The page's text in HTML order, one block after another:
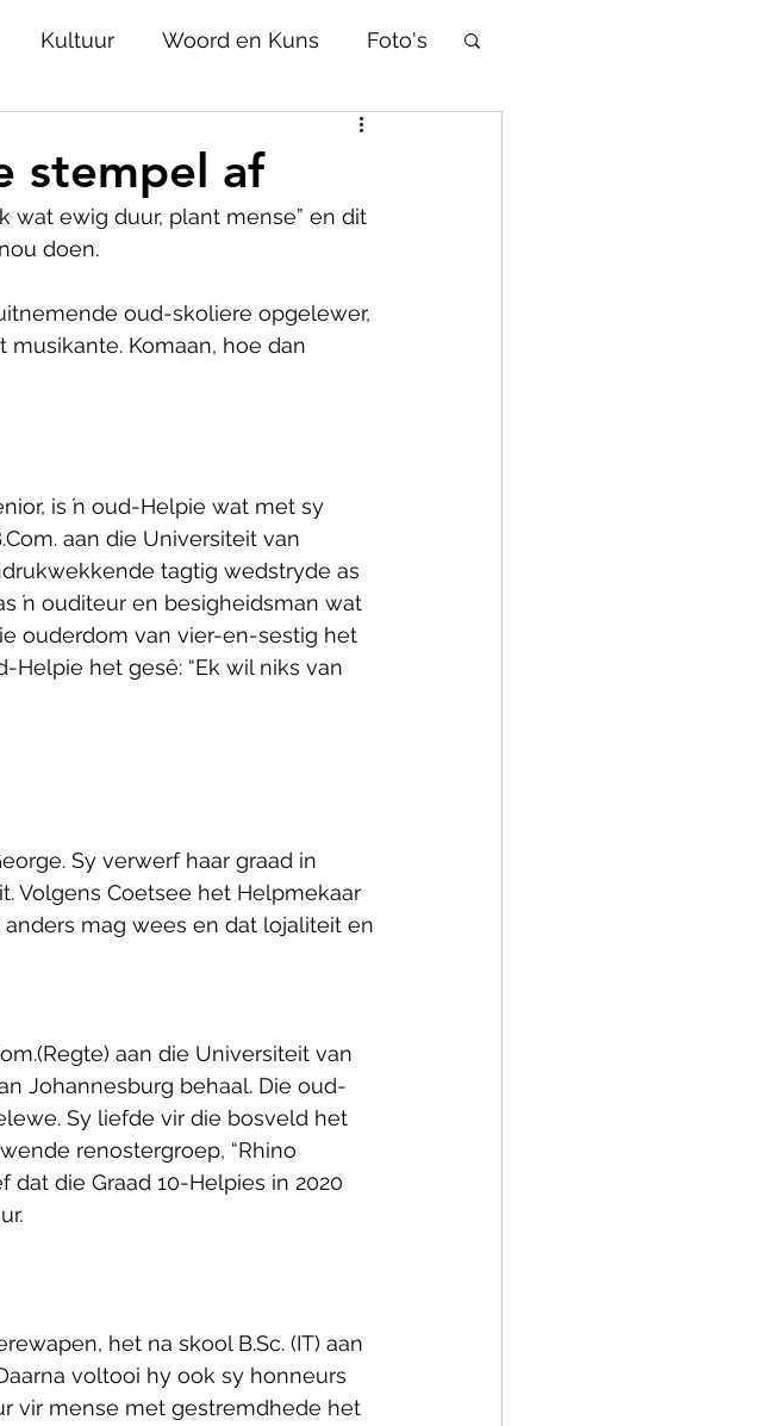
Kultuur Woord en Kuns Foto's
Afrikaans
Geestesgesondheid Tradisies
Onnies Alumni Selfhelp
stempel af
wat ewig duur, plant mense” en dit
doen.
oud-skoliere opgelewer,
Komaan, hoe dan
is ŉ oud-Helpie wat met sy
aan die Universiteit van
tagtig wedstryde as
ŉ ouditeur en besigheidsman wat
ouderdom van vier-en-sestig het
het gesê: “Ek wil niks van
Sy verwerf haar graad in
Volgens Coetsee het Helpmekaar
mag wees en dat lojaliteit en
aan die Universiteit van
Johannesburg behaal. Die oud-
Sy liefde vir die bosveld het
renostergroep, “Rhino
dat die Graad 10-Helpies in 2020
het na skool B.Sc. (IT) aan
voltooi hy ook sy honneurs
vir mense met gestremdhede het